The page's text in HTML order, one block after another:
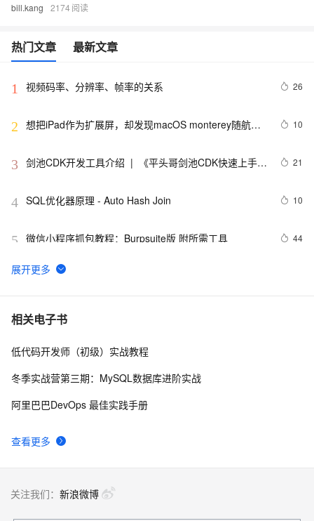
bill.kang 2174
热门文章 最新文章
1 视频码率、分辨率、帧率的关系 26
2 想把iPad作为扩展屏，却发现macOS monterey随航功
10
3 剑池CDK开发工具介绍  |  《平头哥剑池CDK快速上手指
21
4 SQL优化器原理 - Auto Hash Join 10
5 微信小程序抓包教程：Burpsuite版 附所需工具 44
6 又一个项目开源，阿里已成为中国开源的关键力量？
7 iOS开发UI篇—iPad和iPhone开发的比较
8 在iPad平板上配置Exchange邮箱
相关电子书
查看更多
低代码开发师（初级）实战教程
冬季实战营第三期：MySQL数据库进阶实战
阿里巴巴DevOps 最佳实践手册
关注我们： 新浪微博